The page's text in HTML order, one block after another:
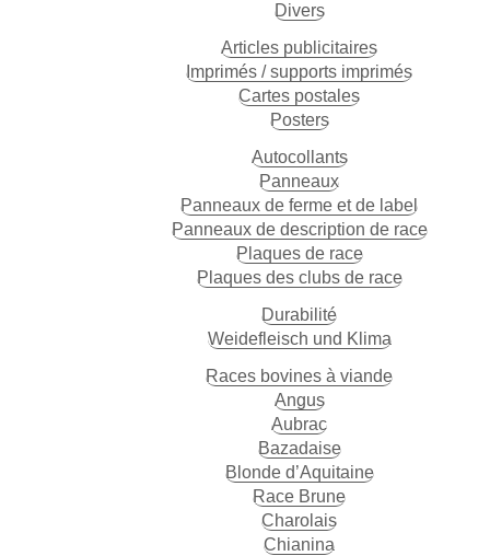
Divers
Articles publicitaires
Imprimés / supports imprimés
Cartes postales
Posters
Autocollants
Panneaux
Panneaux de ferme et de label
Panneaux de description de race
Plaques de race
Plaques des clubs de race
Durabilité
Weidefleisch und Klima
Races bovines à viande
Angus
Aubrac
Bazadaise
Blonde d’Aquitaine
Race Brune
Charolais
Chianina